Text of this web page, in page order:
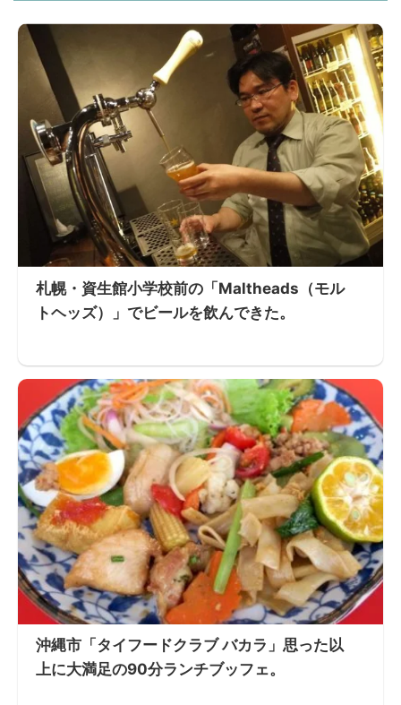
札幌・資生館小学校前の「Maltheads（モル
トヘッズ）」でビールを飲んできた。
沖縄市「タイフードクラブ バカラ」思った以
上に大満足の90分ランチブッフェ。